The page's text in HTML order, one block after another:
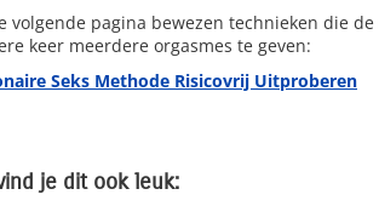
volgende pagina bewezen technieken die
keer meerdere orgasmes te geven:
Seks Methode Risicovrij Uitproberen
je dit ook leuk: